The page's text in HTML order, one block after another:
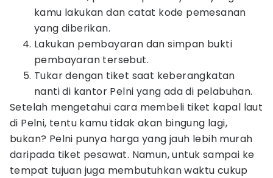
kamu lakukan dan catat kode pemesanan
yang diberikan.
Lakukan pembayaran dan simpan bukti
pembayaran tersebut.
Tukar dengan tiket saat keberangkatan
nanti di kantor Pelni yang ada di pelabuhan.
Setelah mengetahui cara membeli tiket kapal laut
di Pelni, tentu kamu tidak akan bingung lagi,
bukan? Pelni punya harga yang jauh lebih murah
daripada tiket pesawat. Namun, untuk sampai ke
tempat tujuan juga membutuhkan waktu cukup